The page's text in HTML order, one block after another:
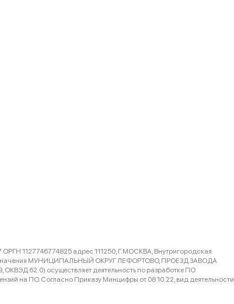
1127746774825 адрес 111250, Г.МОСКВА, Внутригородская
значения МУНИЦИПАЛЬНЫЙ ОКРУГ ЛЕФОРТОВО, ПРОЕЗД ЗАВОДА
62.0) осуществляет деятельность по разработке ПО
на ПО. Согласно Приказу Минцифры от 08.10.22, вид деятельности